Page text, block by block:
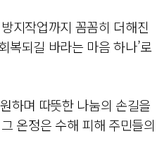
지작업까지 꼼꼼히 더해진
복되길 바라는 마음 하나’로
하며 따뜻한 나눔의 손길을
온정은 수해 피해 주민들의